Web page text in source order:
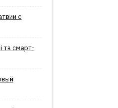
с
та смарт-